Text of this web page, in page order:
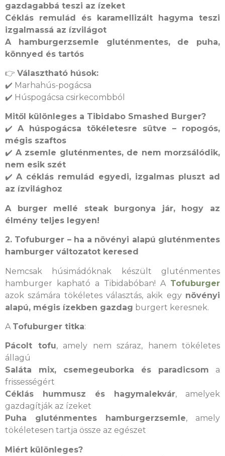
gazdagabbá teszi az ízeket
Céklás remulád és karamellizált hagyma teszi
izgalmassá az ízvilágot
A hamburgerzsemle gluténmentes, de puha,
könnyed és tartós
👉 Választható húsok:
✔️ Marhahús-pogácsa
✔️ Húspogácsa csirkecombból
Mitől különleges a Tibidabo Smashed Burger?
✔️ A húspogácsa tökéletesre sütve – ropogós,
mégis szaftos
✔️ A zsemle gluténmentes, de nem morzsálódik,
nem esik szét
✔️ A céklás remulád egyedi, izgalmas pluszt ad
az ízvilághoz
A burger mellé steak burgonya jár, hogy az
élmény teljes legyen!
2. Tofuburger – ha a növényi alapú gluténmentes
hamburger változatot keresed
Nemcsak húsimádóknak készült gluténmentes
hamburger kapható a Tibidabóban! A Tofuburger
azok számára tökéletes választás, akik egy növényi
alapú, mégis ízekben gazdag burgert keresnek.
A Tofuburger titka:
Pácolt tofu, amely nem száraz, hanem tökéletes
állagú
Saláta mix, csemegeuborka és paradicsom a
frissességért
Céklás hummusz és hagymalekvár, amelyek
gazdagítják az ízeket
Puha gluténmentes hamburgerzsemle, amely
tökéletesen tartja össze az egészet
Miért különleges?